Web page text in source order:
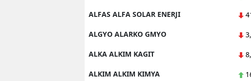
ALFAS ALFA SOLAR ENERJI
ALGYO ALARKO GMYO
ALKA ALKIM KAGIT
ALKIM ALKIM KIMYA